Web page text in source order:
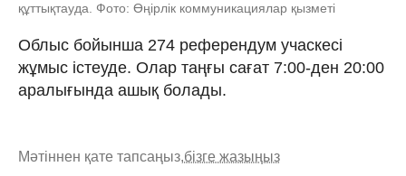
құттықтауда. Фото: Өңірлік коммуникациялар қызметі
Облыс бойынша 274 референдум учаскесі
жұмыс істеуде. Олар таңғы сағат 7:00-ден 20:00
аралығында ашық болады.
Мәтіннен қате тапсаңыз,бізге жазыңыз